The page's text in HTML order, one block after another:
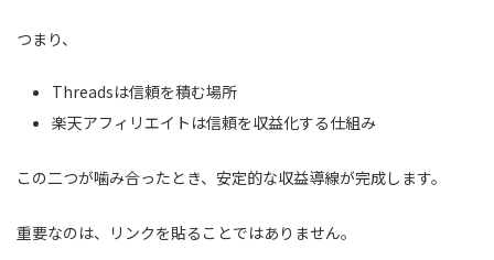
つまり、
Threadsは信頼を積む場所
楽天アフィリエイトは信頼を収益化する仕組み
この二つが噛み合ったとき、安定的な収益導線が完成します。
重要なのは、リンクを貼ることではありません。